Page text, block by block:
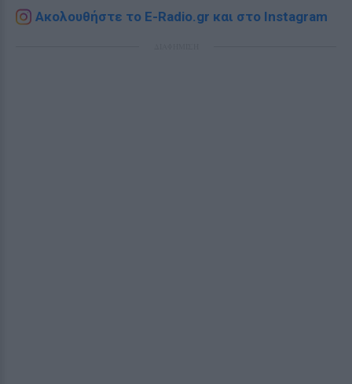
Ακολουθήστε το E-Radio.gr και στο Instagram